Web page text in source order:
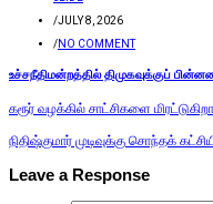
/JULY 8, 2026
/NO COMMENT
உச்சநீதிமன்றத்தில் திமுகவுக்குப்
கரூர் வழக்கில் சாட்சிகளை
நிதிஷ்குமார் முடிவுக்கு சொந்தக்
Leave a Response